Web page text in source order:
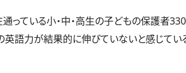
っている小・中・高生の子どもの保護者
能の英語力が結果的に伸びていないと感じ